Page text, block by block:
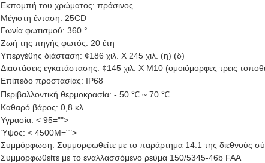
Εκπομπή του χρώματος: πράσινος
Μέγιστη ένταση: 25CD
Γωνία φωτισμού: 360 °
Ζωή της πηγής φωτός: 20 έτη
Υπεργέθης διάσταση: ¢186 χιλ. Χ 245 χιλ. (η) (δ)
Διαστάσεις εγκατάστασης: ¢145 χιλ. Χ M10 (ομοιόμορφες τρεις
Επίπεδο προστασίας: IP68
Περιβαλλοντική θερμοκρασία: - 50 ℃ ~ 70 ℃
Καθαρό βάρος: 0,8 κλ
Υγρασία: < 95="">
Ύψος: < 4500M="">
Συμμόρφωση: Συμμορφωθείτε με το παράρτημα 14.1 της διεθνούς
Συμμορφωθείτε με το εναλλασσόμενο ρεύμα 150/5345-46b FAA